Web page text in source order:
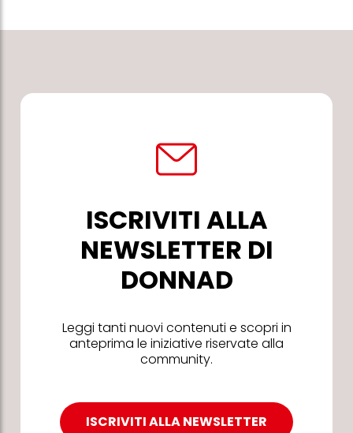
ISCRIVITI ALLA
NEWSLETTER DI
DONNAD
Leggi tanti nuovi contenuti e scopri in
anteprima le iniziative riservate alla
community.
ISCRIVITI ALLA NEWSLETTER